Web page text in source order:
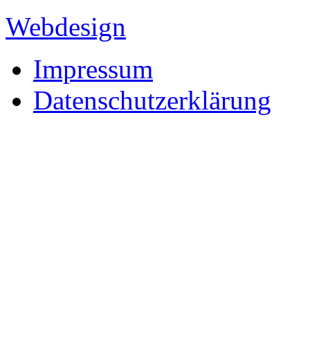
Webdesign
Impressum
Datenschutzerklärung